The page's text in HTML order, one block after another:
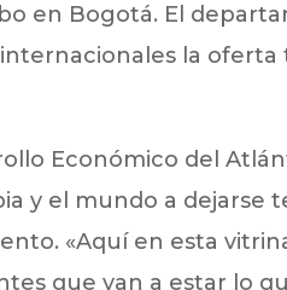
en Bogotá. El
la
Económico del
y el mundo a dejarse
«Aquí en esta
que van a estar lo